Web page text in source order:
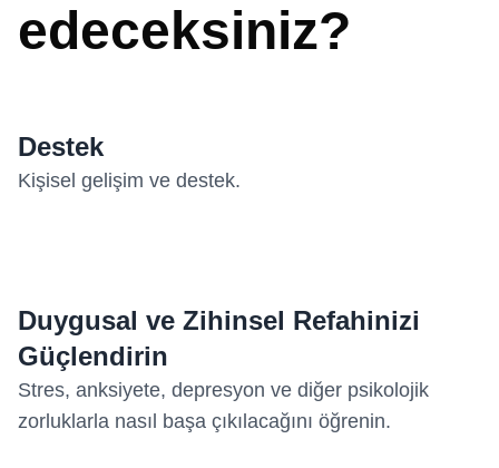
edeceksiniz?
Destek
Kişisel gelişim ve destek.
Duygusal ve Zihinsel Refahinizi
Güçlendirin
Stres, anksiyete, depresyon ve diğer psikolojik
zorluklarla nasıl başa çıkılacağını öğrenin.